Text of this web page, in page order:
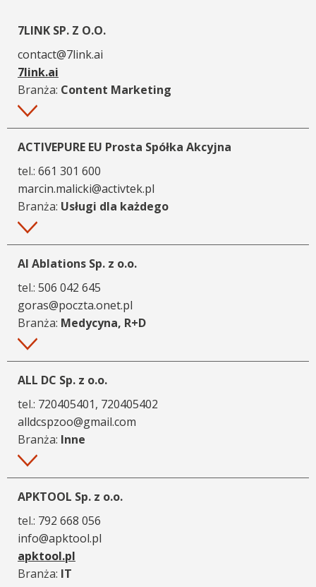
KPT
7LINK SP. Z O.O.
contact@7link.ai
7link.ai
Branża: Content Marketing
Więcej
ACTIVEPURE EU Prosta Spółka Akcyjna
tel.: 661 301 600
marcin.malicki@activtek.pl
Branża: Usługi dla każdego
Więcej
AI Ablations Sp. z o.o.
tel.: 506 042 645
goras@poczta.onet.pl
Branża: Medycyna, R+D
Więcej
ALL DC Sp. z o.o.
tel.: 720405401, 720405402
alldcspzoo@gmail.com
Branża: Inne
Więcej
APKTOOL Sp. z o.o.
tel.: 792 668 056
info@apktool.pl
apktool.pl
Branża: IT